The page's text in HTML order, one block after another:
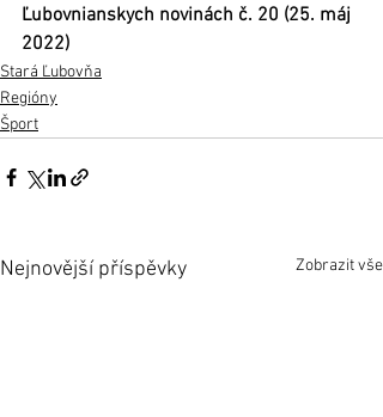
Ľubovnianskych novinách č. 20 (25. máj
2022)
Stará Ľubovňa
Regióny
Šport
Nejnovější příspěvky Zobrazit vše